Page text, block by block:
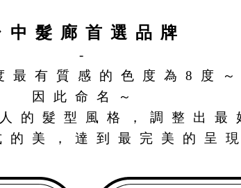
中髮廊首選品牌
-
最有質感的色度為8度
因此命名～
的髮型風格，調整出
的美，達到最完美的呈